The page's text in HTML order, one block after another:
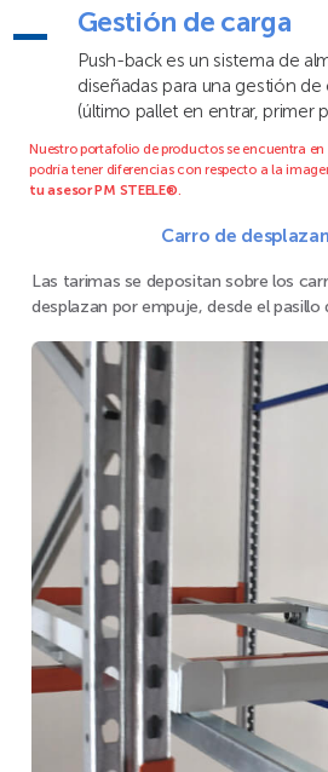
Gestión de carga
Push-back es un sistema de
diseñadas para una gestión
(último pallet en entrar, primer
Nuestro portafolio de productos se encuentra
podría tener diferencias con respecto a la
tu asesor PM STEELE®.
Carro de
Las tarimas se depositan sobre los
desplazan por empuje, desde el